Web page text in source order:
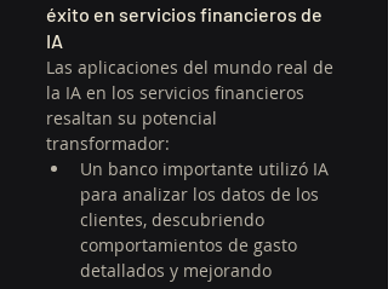
éxito en servicios financieros de
IA
Las aplicaciones del mundo real de
la IA en los servicios financieros
resaltan su potencial
transformador:
Un banco importante utilizó IA
para analizar los datos de los
clientes, descubriendo
comportamientos de gasto
detallados y mejorando